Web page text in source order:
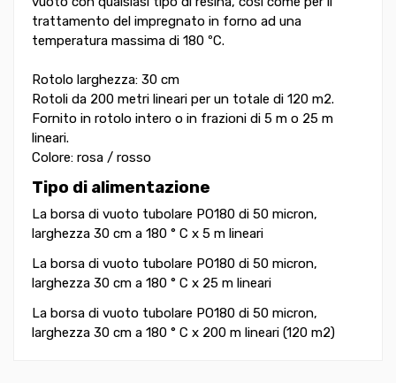
trattamento del impregnato in forno ad una
temperatura massima di 180 ºC.
Rotolo larghezza: 30 cm
Rotoli da 200 metri lineari per un totale di 120 m2.
Fornito in rotolo intero o in frazioni di 5 m o 25 m
lineari.
Colore: rosa / rosso
Tipo di alimentazione
La borsa di vuoto tubolare PO180 di 50 micron,
larghezza 30 cm a 180 ° C x 5 m lineari
La borsa di vuoto tubolare PO180 di 50 micron,
larghezza 30 cm a 180 ° C x 25 m lineari
La borsa di vuoto tubolare PO180 di 50 micron,
larghezza 30 cm a 180 ° C x 200 m lineari (120 m2)